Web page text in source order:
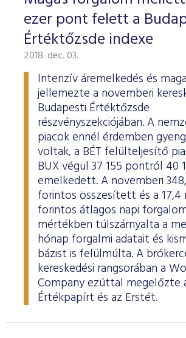
ESG Útmutató
ezer pont felett a
Értéktőzsde indexe
2018. dec. 03.
Intenzív áremelkedés és
jellemezte a novemberi
Budapesti Értéktőzsde
részvényszekciójában. A
piacok ennél érdemben
voltak, a BÉT felülteljesítő
BUX végül 37 155 pontról 40
emelkedett. A novemberi
forintos összesített és a 17,4
forintos átlagos napi
mértékben túlszárnyalta a
hónap forgalmi adatait és
bázist is felülmúlta. A
kereskedési rangsorában a
Company ezúttal megelőzte
Értékpapírt és az Erstét.